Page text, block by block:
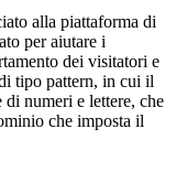
alla piattaforma di
per aiutare i
dei visitatori e
tipo pattern, in cui il
di numeri e lettere, che
che imposta il